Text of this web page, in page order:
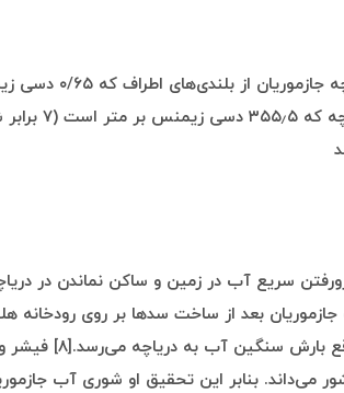
شوری خاک در حوضه آبریز
است تا مناطق پست و خود
سریع آب در زمین و ساکن نماندن در
کفه جازموریان بعد از ساخت سدها بر روی رودخانه
بمپور خشک است و تنها در مواقع
شور می‌داند. بنابر این تحقیق او شوری آب